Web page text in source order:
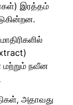
இரத்தம்
மற்றும் நவீன
அதாவது